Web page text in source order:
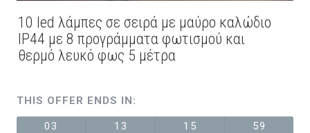
10 led λάμπες σε σειρά με μαύρο καλώδιο
IP44 με 8 προγράμματα φωτισμού και
θερμό λευκό φως 5 μέτρα
THIS OFFER ENDS IN:
03 13 15 59